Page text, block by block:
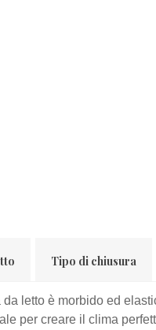
Tipo di chiusura
da letto è morbido ed
per creare il clima